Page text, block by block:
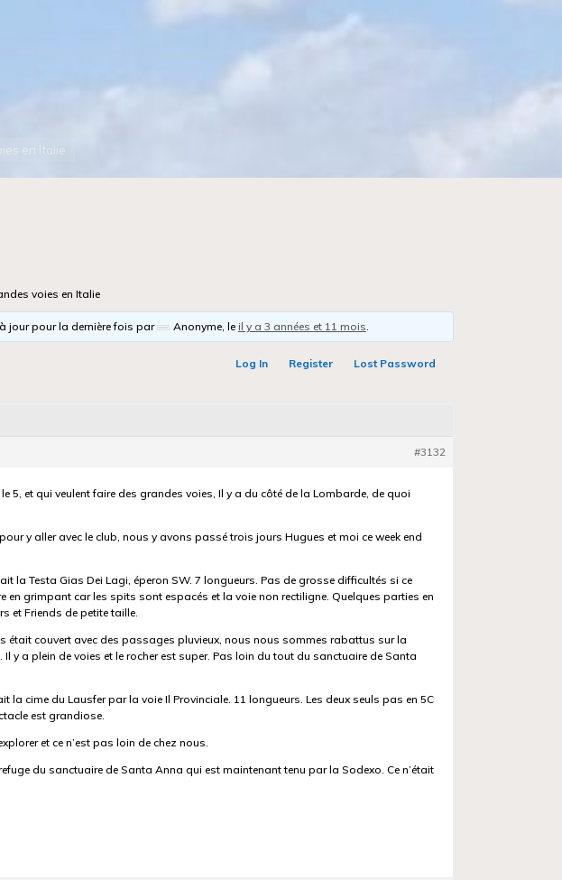
en Italie
voies en Italie
jour pour la dernière fois par Anonyme, le il y a 3 années et 11 mois
Log In Register
Lost Password
#3132
5, et qui veulent faire des grandes voies, Il y a du côté de la Lombarde, de quoi
y aller avec le club, nous y avons passé trois jours Hugues et moi ce week end
la Testa Gias Dei Lagi, éperon SW. 7 longueurs. Pas de grosse difficultés si ce
en grimpant car les spits sont espacés et la voie non rectiligne. Quelques parties en
et Friends de petite taille.
était couvert avec des passages pluvieux, nous nous sommes rabattus sur la
y a plein de voies et le rocher est super. Pas loin du tout du sanctuaire de Santa
la cime du Lausfer par la voie Il Provinciale. 11 longueurs. Les deux seuls pas en 5C
est grandiose.
et ce n’est pas loin de chez nous.
du sanctuaire de Santa Anna qui est maintenant tenu par la Sodexo. Ce n’était